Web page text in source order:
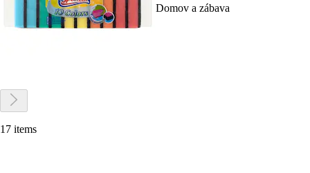
Domov a zábava
17 items